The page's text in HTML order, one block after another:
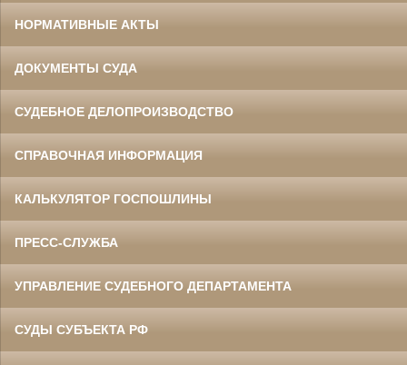
НОРМАТИВНЫЕ АКТЫ
ДОКУМЕНТЫ СУДА
СУДЕБНОЕ ДЕЛОПРОИЗВОДСТВО
СПРАВОЧНАЯ ИНФОРМАЦИЯ
КАЛЬКУЛЯТОР ГОСПОШЛИНЫ
ПРЕСС-СЛУЖБА
УПРАВЛЕНИЕ СУДЕБНОГО ДЕПАРТАМЕНТА
СУДЫ СУБЪЕКТА РФ